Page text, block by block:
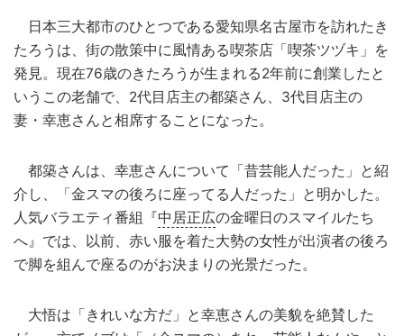
日本三大都市のひとつである愛知県名古屋市を訪れたき
たろうは、街の散策中に風情ある喫茶店「喫茶ツヅキ」を
発見。現在76歳のきたろうが生まれる2年前に創業したと
いうこの老舗で、2代目店主の都築さん、3代目店主の
妻・幸恵さんと相席することになった。
都築さんは、幸恵さんについて「昔芸能人だった」と紹
介し、「金スマの後ろに座ってる人だった」と明かした。
人気バラエティ番組『中居正広の金曜日のスマイルたち
へ』では、以前、赤い服を着た大勢の女性が出演者の後ろ
で脚を組んで座るのがお決まりの光景だった。
大悟は「きれいな方だ」と幸恵さんの美貌を絶賛した